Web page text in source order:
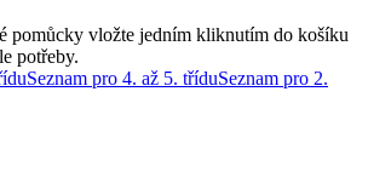
pomůcky vložte jedním kliknutím do košíku
potřeby.
Seznam pro 4. až 5. tříduSeznam pro 2.